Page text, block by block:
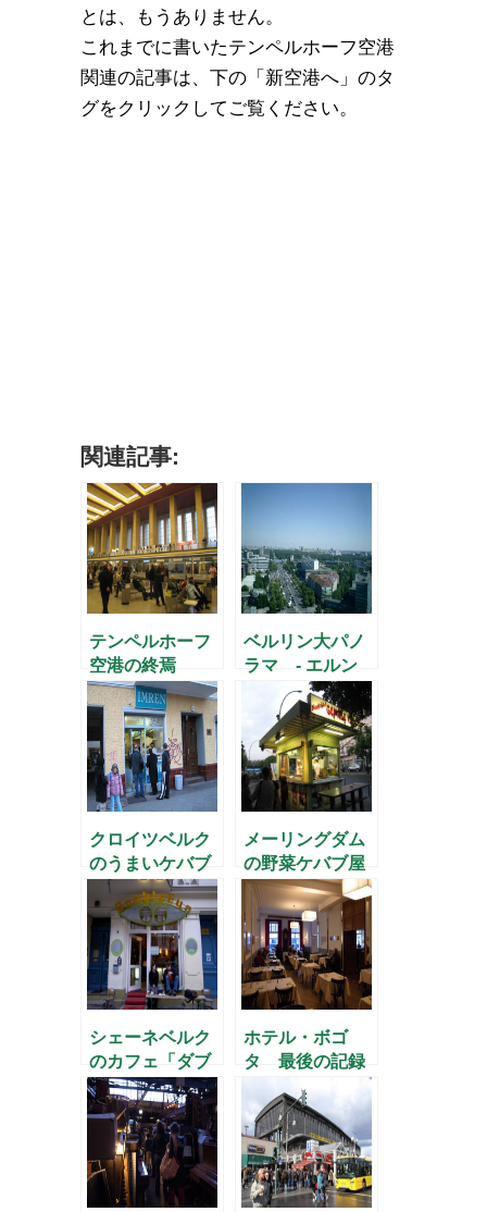
とは、もうありません。
これまでに書いたテンペルホーフ空港
関連の記事は、下の「新空港へ」のタ
グをクリックしてご覧ください。
関連記事:
テンペルホーフ
空港の終焉
ベルリン大パノ
ラマ - エルン
スト・ロイター
広場より(1) –
クロイツベルク
のうまいケバブ
メーリングダム
の野菜ケバブ屋
さん
シェーネベルク
のカフェ「ダブ
ル・アイ」
ホテル・ボゴ
タ 最後の記録
(3)〜静かな朝食